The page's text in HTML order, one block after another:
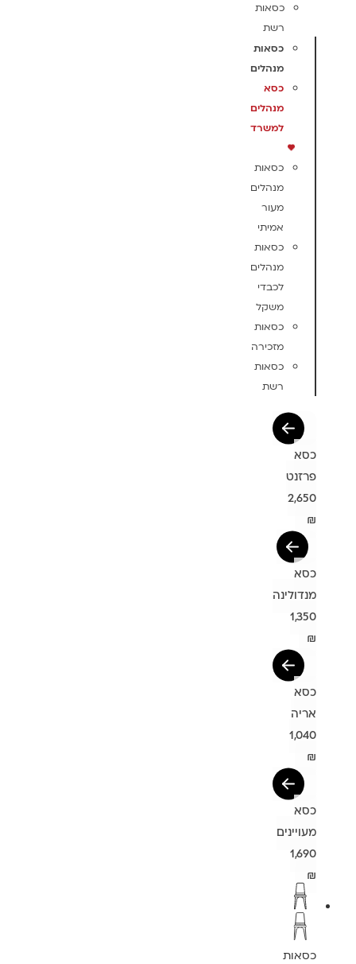
כסאות
רשת
כסאות
מנהלים
כסא
מנהלים
למשרד
כסאות
מנהלים
מעור
אמיתי
כסאות
מנהלים
לכבדי
משקל
כסאות
מזכירה
כסאות
רשת
כסא
פרזנט
2,650
₪
כסא
מנדולינה
1,350
₪
כסא
אריה
1,040
₪
כסא
מעויינים
1,690
₪
כסאות